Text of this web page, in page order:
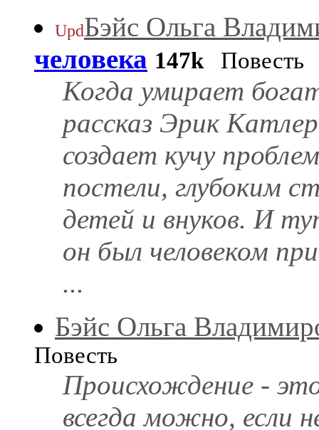
UpdБэйс Ольга
человека 147kПовесть
Когда умирает
рассказ Эрик
создает кучу
постели, глубоким
детей и внуков. И
он был человеком
...
Бэйс Ольга
Повесть
Происхождение -
всегда можно, если